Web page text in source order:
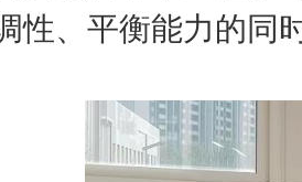
性、平衡能力的同